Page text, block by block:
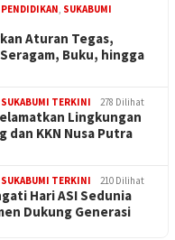
PENDIDIKAN, SUKABUMI
Aturan Tegas,
Buku, hingga
SUKABUMI TERKINI 278 Dilihat
Lingkungan
dan KKN Nusa Putra
SUKABUMI TERKINI 210 Dilihat
Hari ASI Sedunia
Dukung Generasi